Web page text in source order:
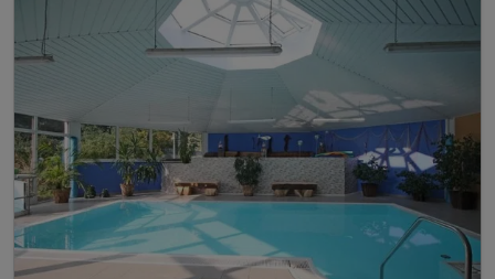
1 x Fahrradausleih für einen Tag
1 x interessantes Buch über die Kraniche
1 x Umgebungskarte Fischland-Darß-Zingst
1 x Mineralwasser zur Anreise auf dem Zimmer
inkl. unbegrenzte Wohlfühlstunden im WALDSPA**
inkl. Cardio-Fitnessbereich
inkl. Bademantel & Saunatücher
inkl. Parkplatz